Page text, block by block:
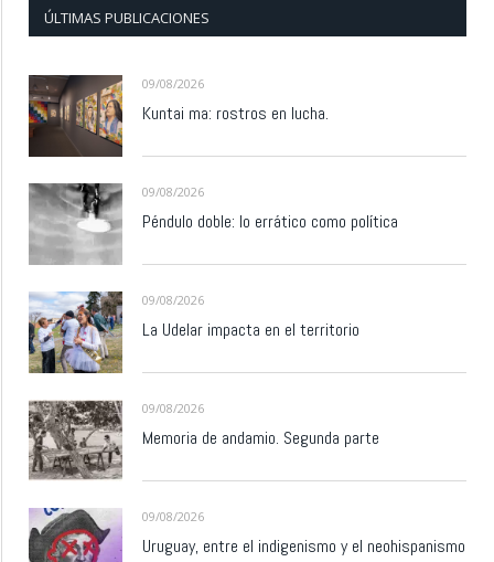
ÚLTIMAS PUBLICACIONES
09/08/2026
Kuntai ma: rostros en lucha.
09/08/2026
Péndulo doble: lo errático como política
09/08/2026
La Udelar impacta en el territorio
09/08/2026
Memoria de andamio. Segunda parte
09/08/2026
Uruguay, entre el indigenismo y el neohispanismo